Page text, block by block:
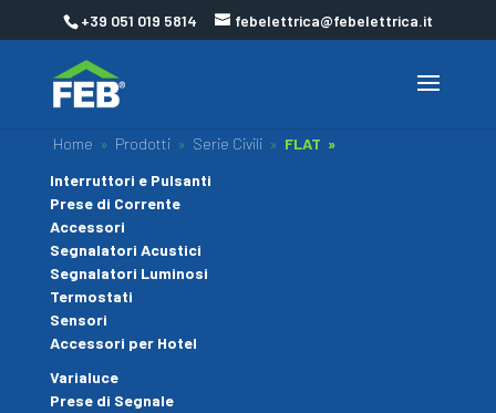
+39 051 019 5814 febelettrica@febelettrica.it
Home » Prodotti » Serie Civili» FLAT »
Interruttori e Pulsanti
Prese di Corrente
Accessori
Segnalatori Acustici
Segnalatori Luminosi
Termostati
Sensori
Accessori per Hotel
Varialuce
Prese di Segnale